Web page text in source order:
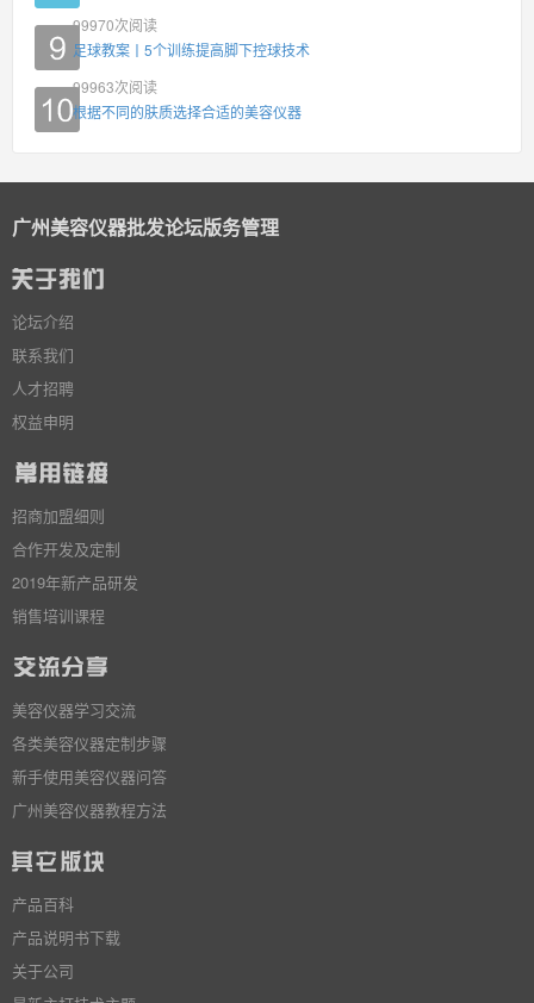
99970次阅读
足球教案丨5个训练提高脚下控球技术
99963次阅读
根据不同的肤质选择合适的美容仪器
广州美容仪器批发论坛版务管理
论坛介绍
联系我们
人才招聘
权益申明
招商加盟细则
合作开发及定制
2019年新产品研发
销售培训课程
美容仪器学习交流
各类美容仪器定制步骤
新手使用美容仪器问答
广州美容仪器教程方法
产品百科
产品说明书下载
关于公司